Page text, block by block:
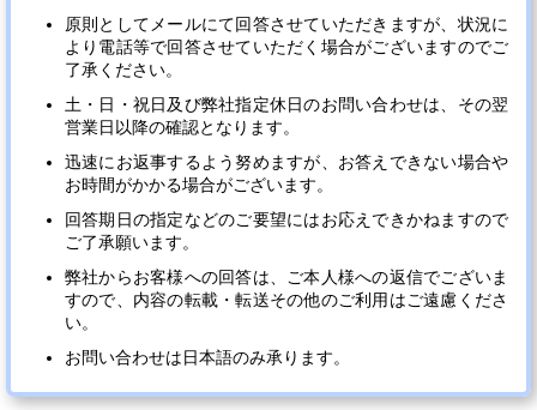
原則としてメールにて回答させていただきますが、状況に
より電話等で回答させていただく場合がございますのでご
了承ください。
土・日・祝日及び弊社指定休日のお問い合わせは、その翌
営業日以降の確認となります。
迅速にお返事するよう努めますが、お答えできない場合や
お時間がかかる場合がございます。
回答期日の指定などのご要望にはお応えできかねますので
ご了承願います。
弊社からお客様への回答は、ご本人様への返信でございま
すので、内容の転載・転送その他のご利用はご遠慮くださ
い。
お問い合わせは日本語のみ承ります。